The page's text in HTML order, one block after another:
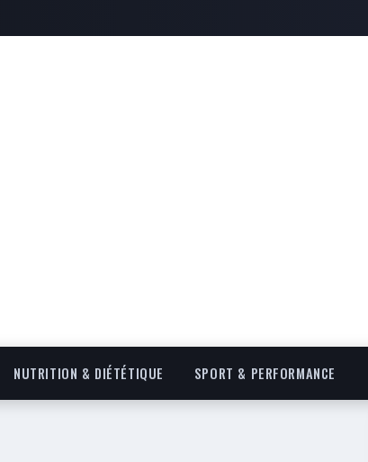
NUTRITION & DIÉTÉTIQUE SPORT & PERFORMANCE